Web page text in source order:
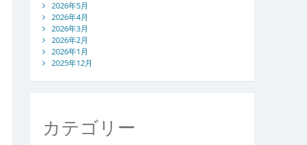
2026年5月
2026年4月
2026年3月
2026年2月
2026年1月
2025年12月
カテゴリー